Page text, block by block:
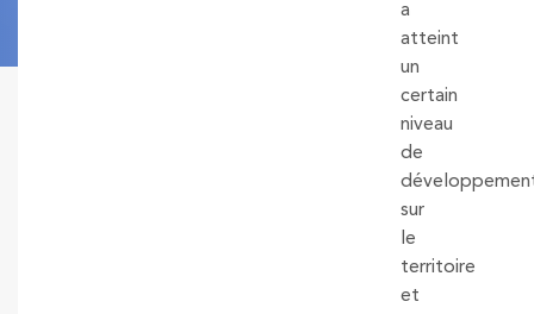
a
atteint
un
certain
niveau
de
sur
le
territoire
et